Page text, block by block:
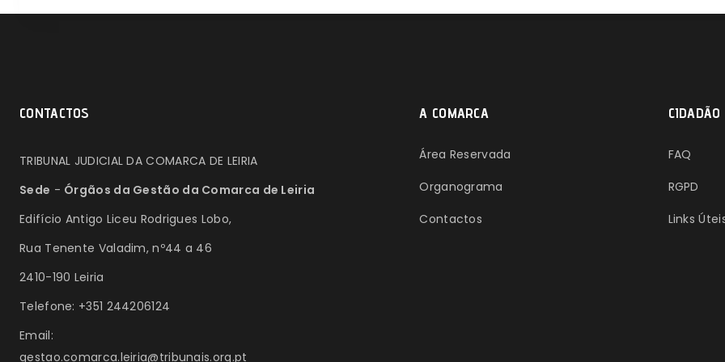
CONTACTOS
TRIBUNAL JUDICIAL DA COMARCA DE LEIRIA
Sede - Órgãos da Gestão da Comarca de Leiria
Edifício Antigo Liceu Rodrigues Lobo,
Rua Tenente Valadim, nº44 a 46
2410-190 Leiria
Telefone: +351 244206124
Email:
gestao.comarca.leiria@tribunais.org.pt
A COMARCA
Área Reservada
Organograma
Contactos
CIDADÃO
FAQ
RGPD
Links